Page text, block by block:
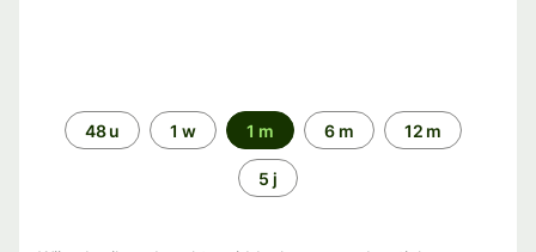
Periode48 u 1 w 1 m 6 m 12 m
5 j